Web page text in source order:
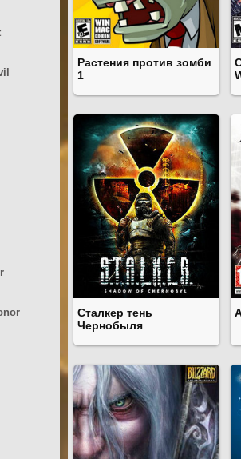
Растения против зомби
1
Сталкер тень
Чернобыля